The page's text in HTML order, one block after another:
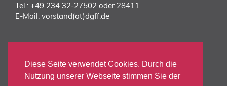
Diese Seite verwendet Cookies. Durch die
Nutzung unserer Webseite stimmen Sie der
Tel.: +49 234 32-27502 oder 28411
E-Mail: vorstand(at)dgff.de
KONGRESS
ANMELDUNG
TAGUNGSORT